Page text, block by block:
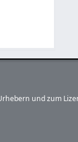
und zum